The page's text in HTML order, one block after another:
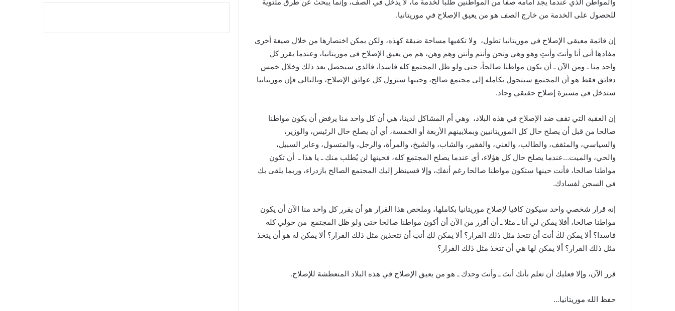
للحصول على الخدمة من خارج الصف هو من يعيق الإصلاح في موريتانيا.
إن قائمة معيقي الإصلاح في موريتانيا تطول، ولا تكفيها مساحة ضيقة كهذه، ولكن يمكن اختصارها من خلال صيغة أخرى
مفادها أني أنا وأنتَ وأنتِ وهو وهي ونحن وأنتم وأنتن وهم وهن، هم من يعيق الإصلاح في موريتانيا، وعندما يقرر كل
واحد منا ـ ومن الآن ـ أن يكون مواطنا صالحاً، حتى ولو ظل المجتمع كله فاسدا، فالذي سيحصل بعد ذلك وخلال خمس
دقائق فقط هو أن المجتمع سيتحول بكامله إلى مجتمع صالح، وحينها ستزول كل عوائق الإصلاح، وبالتالي فإن موريتانيا
ستدخل في مسيرة إصلاح حقيقي وجاد.
إن العقبة التي تقف ضد الإصلاح في هذه البلاد، وهي أم المشاكل لدينا، هي أن كل واحد منا يرفض أن يكون مواطنا
صالحا من قبل أن يصلح حال كل الموريتانيين وبملايينهم الأربعة أو الخمسة، أي أن يصلح حال الرئيس، والوزير،
والسياسي، والمثقف، والطالب، والغني، والفقير، والشاب، والشيخ، والمرأة، والرجل، والمتسول، وعابر السبيل،
والحي، والميت…عندما يصلح حال كل هؤلاء، أي عندما يصلح المجتمع كله، فحينها لن يُطلب منك ـ يا هذا ـ أن تكون
مواطنا صالحا، فأنت حينها ستكون مواطنا صالحا رغم أنفك، وإلا فسينظر إليك المجتمع الصالح بازدراء، وربما يلقى بك
في السجن لفسادك.
إنه قرار شخصي واحد سيكون كافيا لإصلاح موريتانيا بكاملها، وملخص هذا القرار هو أن يقرر كل واحد منا الآن أن يكون
مواطنا صالحا، أفلا يمكن لي أنا ـ مثلا ـ أن أقرر من الآن أن أكون مواطنا صالحا حتى ولو ظل المجتمع من حولي كله
فاسدا؟ ألا يمكن لكَ أنتَ أن تتخذ مثل ذلك القرار؟ ألا يمكن لكِ أنتِ أن تتخذين مثل ذلك القرار؟ ألا يمكن له هو أن يتخذ
مثل ذلك القرار؟ ألا يمكن لها هي أن تتخذ مثل ذلك القرار؟
قرر الآن، وإلا فعليك أن تعلم بأنك أنتَ ـ وأنتَ وحدك ـ هو من يعيق الإصلاح في هذه البلاد المتعطشة للإصلاح.
حفظ الله موريتانيا…